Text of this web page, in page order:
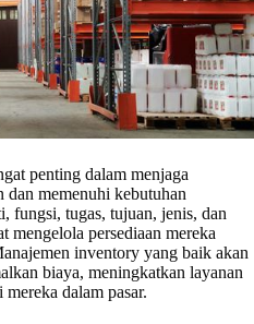
penting dalam menjaga
dan memenuhi kebutuhan
fungsi, tugas, tujuan, jenis, dan
mengelola persediaan mereka
inventory yang baik akan
biaya, meningkatkan layanan
dalam pasar.